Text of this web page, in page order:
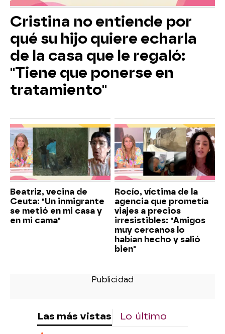
Cristina no entiende por
qué su hijo quiere echarla
de la casa que le regaló:
"Tiene que ponerse en
tratamiento"
Beatriz, vecina de
Ceuta: "Un inmigrante
se metió en mi casa y
en mi cama"
Rocío, víctima de la
agencia que prometía
viajes a precios
irresistibles: "Amigos
muy cercanos lo
habían hecho y salió
bien"
Las más vistas Lo último